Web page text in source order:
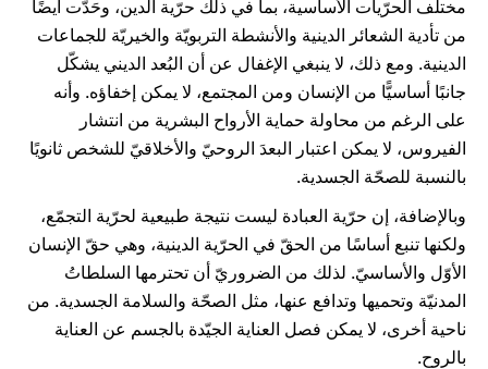
مختلف الحرّيات الأساسية، بما في ذلك حرّية الدين، وحَدَّت أيضًا
من تأدية الشعائر الدينية والأنشطة التربويّة والخيريّة للجماعات
الدينية. ومع ذلك، لا ينبغي الإغفال عن أن البُعد الديني يشكّل
جانبًا أساسيًّا من الإنسان ومن المجتمع، لا يمكن إخفاؤه. وأنه
على الرغم من محاولة حماية الأرواح البشرية من انتشار
الفيروس، لا يمكن اعتبار البعدَ الروحيّ والأخلاقيّ للشخص ثانويًا
بالنسبة للصحّة الجسدية.
وبالإضافة، إن حرّية العبادة ليست نتيجة طبيعية لحرّية التجمّع،
ولكنها تنبع أساسًا من الحقّ في الحرّية الدينية، وهي حقّ الإنسان
الأوّل والأساسيّ. لذلك من الضروريّ أن تحترمها السلطاتُ
المدنيّة وتحميها وتدافع عنها، مثل الصحّة والسلامة الجسدية. من
ناحية أخرى، لا يمكن فصل العناية الجيّدة بالجسم عن العناية
بالروح.